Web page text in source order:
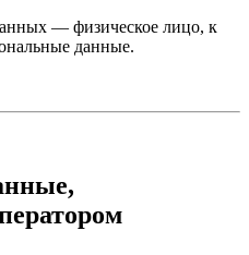
— физическое лицо, к
данные.